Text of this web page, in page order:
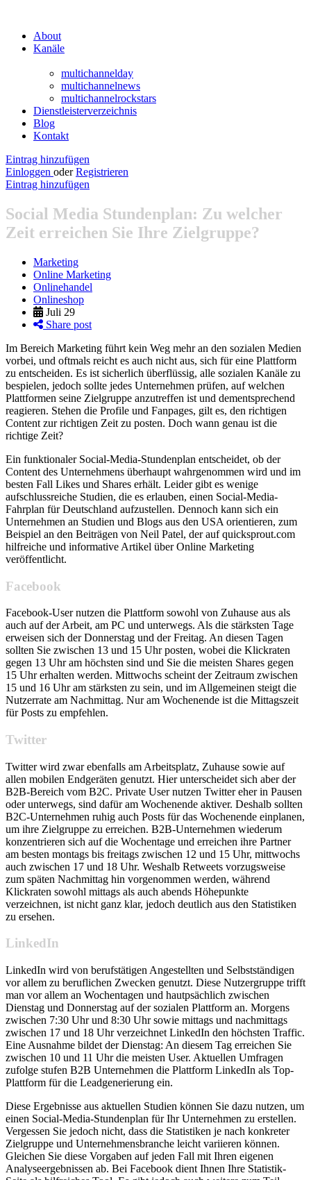
About
Kanäle
multichannelday
multichannelnews
multichannelrockstars
Dienstleisterverzeichnis
Blog
Kontakt
Eintrag hinzufügen
Einloggen oder Registrieren
Eintrag hinzufügen
Social Media Stundenplan: Zu welcher
Zeit erreichen Sie Ihre Zielgruppe?
Marketing
Online Marketing
Onlinehandel
Onlineshop
Juli 29
Share post
Im Bereich Marketing führt kein Weg mehr an den sozialen Medien
vorbei, und oftmals reicht es auch nicht aus, sich für eine Plattform
zu entscheiden. Es ist sicherlich überflüssig, alle sozialen Kanäle zu
bespielen, jedoch sollte jedes Unternehmen prüfen, auf welchen
Plattformen seine Zielgruppe anzutreffen ist und dementsprechend
reagieren. Stehen die Profile und Fanpages, gilt es, den richtigen
Content zur richtigen Zeit zu posten. Doch wann genau ist die
richtige Zeit?
Ein funktionaler Social-Media-Stundenplan entscheidet, ob der
Content des Unternehmens überhaupt wahrgenommen wird und im
besten Fall Likes und Shares erhält. Leider gibt es wenige
aufschlussreiche Studien, die es erlauben, einen Social-Media-
Fahrplan für Deutschland aufzustellen. Dennoch kann sich ein
Unternehmen an Studien und Blogs aus den USA orientieren, zum
Beispiel an den Beiträgen von Neil Patel, der auf quicksprout.com
hilfreiche und informative Artikel über Online Marketing
veröffentlicht.
Facebook
Facebook-User nutzen die Plattform sowohl von Zuhause aus als
auch auf der Arbeit, am PC und unterwegs. Als die stärksten Tage
erweisen sich der Donnerstag und der Freitag. An diesen Tagen
sollten Sie zwischen 13 und 15 Uhr posten, wobei die Klickraten
gegen 13 Uhr am höchsten sind und Sie die meisten Shares gegen
15 Uhr erhalten werden. Mittwochs scheint der Zeitraum zwischen
15 und 16 Uhr am stärksten zu sein, und im Allgemeinen steigt die
Nutzerrate am Nachmittag. Nur am Wochenende ist die Mittagszeit
für Posts zu empfehlen.
Twitter
Twitter wird zwar ebenfalls am Arbeitsplatz, Zuhause sowie auf
allen mobilen Endgeräten genutzt. Hier unterscheidet sich aber der
B2B-Bereich vom B2C. Private User nutzen Twitter eher in Pausen
oder unterwegs, sind dafür am Wochenende aktiver. Deshalb sollten
B2C-Unternehmen ruhig auch Posts für das Wochenende einplanen,
um ihre Zielgruppe zu erreichen. B2B-Unternehmen wiederum
konzentrieren sich auf die Wochentage und erreichen ihre Partner
am besten montags bis freitags zwischen 12 und 15 Uhr, mittwochs
auch zwischen 17 und 18 Uhr. Weshalb Retweets vorzugsweise
zum späten Nachmittag hin vorgenommen werden, während
Klickraten sowohl mittags als auch abends Höhepunkte
verzeichnen, ist nicht ganz klar, jedoch deutlich aus den Statistiken
zu ersehen.
LinkedIn
LinkedIn wird von berufstätigen Angestellten und Selbstständigen
vor allem zu beruflichen Zwecken genutzt. Diese Nutzergruppe trifft
man vor allem an Wochentagen und hautpsächlich zwischen
Dienstag und Donnerstag auf der sozialen Plattform an. Morgens
zwischen 7:30 Uhr und 8:30 Uhr sowie mittags und nachmittags
zwischen 17 und 18 Uhr verzeichnet LinkedIn den höchsten Traffic.
Eine Ausnahme bildet der Dienstag: An diesem Tag erreichen Sie
zwischen 10 und 11 Uhr die meisten User. Aktuellen Umfragen
zufolge stufen B2B Unternehmen die Plattform LinkedIn als Top-
Plattform für die Leadgenerierung ein.
Diese Ergebnisse aus aktuellen Studien können Sie dazu nutzen, um
einen Social-Media-Stundenplan für Ihr Unternehmen zu erstellen.
Vergessen Sie jedoch nicht, dass die Statistiken je nach konkreter
Zielgruppe und Unternehmensbranche leicht variieren können.
Gleichen Sie diese Vorgaben auf jeden Fall mit Ihren eigenen
Analyseergebnissen ab. Bei Facebook dient Ihnen Ihre Statistik-